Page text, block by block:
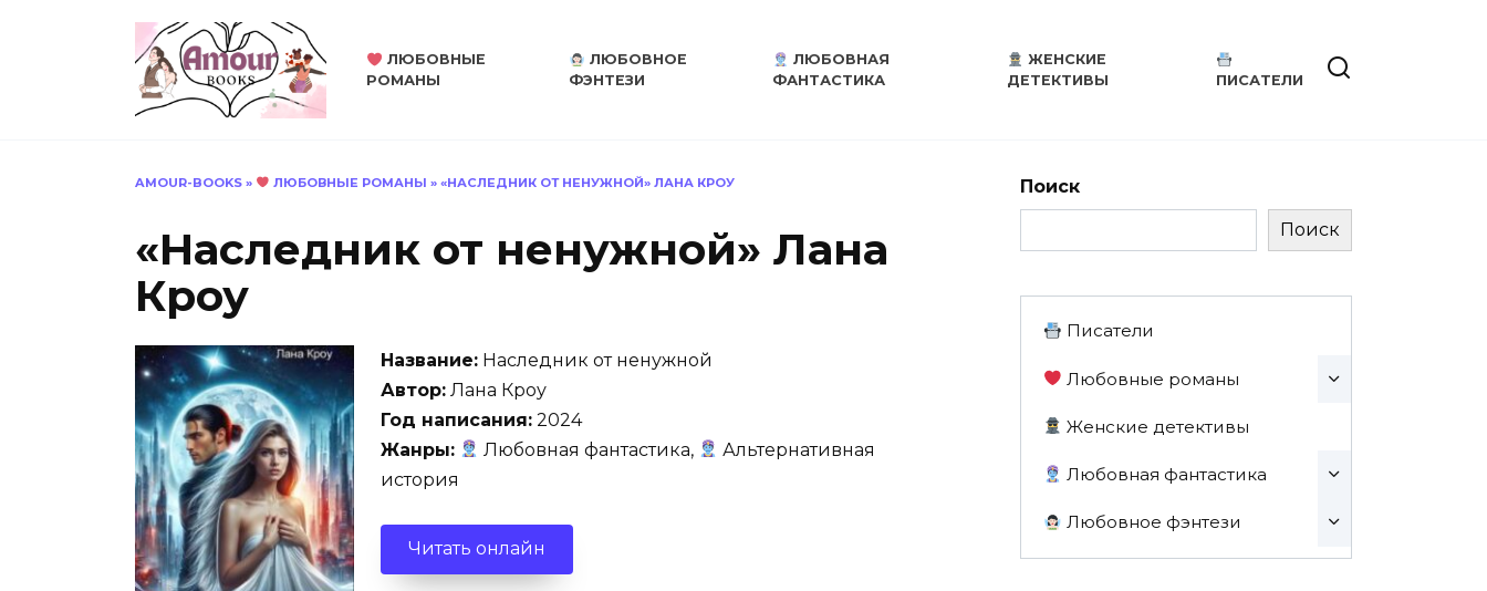
ЛЮБОВНЫЕ
РОМАНЫ
ЛЮБОВНОЕ
ФЭНТЕЗИ
ЛЮБОВНАЯ
ФАНТАСТИКА
ЖЕНСКИЕ
ДЕТЕКТИВЫ
ПИСАТЕЛИ
AMOUR-BOOKS » ЛЮБОВНЫЕ РОМАНЫ » «НАСЛЕДНИК ОТ НЕНУЖНОЙ» ЛАНА КРОУ
«Наследник от ненужной» Лана
Кроу
Название: Наследник от ненужной
Автор: Лана Кроу
Год написания: 2024
Жанры:
Любовная фантастика,
Альтернативная
история
Читать онлайн
Поиск
Поиск
Писатели
Любовные романы
Женские детективы
Любовная фантастика
Любовное фэнтези